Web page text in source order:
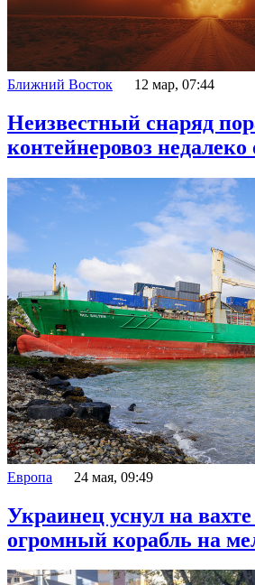
Ближний Восток 12 мар, 07:44
Неизвестный снаряд
контейнеровоз недалеко
Европа 24 мая, 09:49
Украинец уснул на
огромный корабль на